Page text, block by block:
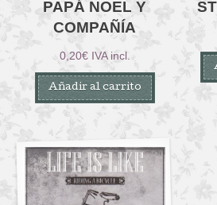
PAPÁ NOEL Y
COMPAÑÍA
0,20€ IVA incl.
Añadir al carrito